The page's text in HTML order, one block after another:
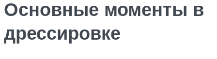
Основные моменты в
дрессировке